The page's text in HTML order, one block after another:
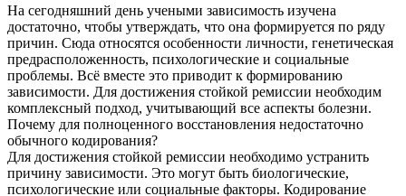
На сегодняшний день учеными зависимость изучена
достаточно, чтобы утверждать, что она формируется по ряду
причин. Сюда относятся особенности личности, генетическая
предрасположенность, психологические и социальные
проблемы. Всё вместе это приводит к формированию
зависимости. Для достижения стойкой ремиссии необходим
комплексный подход, учитывающий все аспекты болезни.
Почему для полноценного восстановления недостаточно
обычного кодирования?
Для достижения стойкой ремиссии необходимо устранить
причину зависимости. Это могут быть биологические,
психологические или социальные факторы. Кодирование